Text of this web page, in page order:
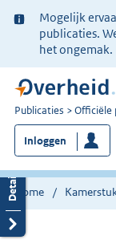
Ter
informatie:
Mogelijk
publicaties.
het ongemak.
U
bent
nu
hier:
Publicaties Officiële
Inloggen
Home